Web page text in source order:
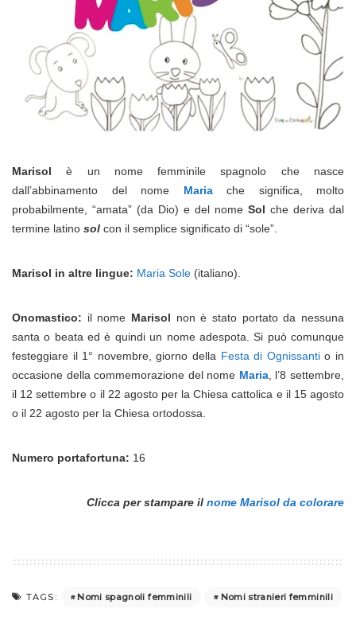
Marisol è un nome femminile spagnolo che nasce
dall’abbinamento del nome Mariache significa, molto
probabilmente, “amata” (da Dio) e del nome Sol che deriva dal
termine latino sol con il semplice significato di “sole”.
Marisol in altre lingue: Maria Sole (italiano).
Onomastico: il nome Marisol non è stato portato da nessuna
santa o beata ed è quindi un nome adespota. Si può comunque
festeggiare il 1° novembre, giorno della Festa di Ognissantio in
occasione della commemorazione del nome Maria, l’8 settembre,
il 12 settembre o il 22 agosto per la Chiesa cattolica e il 15 agosto
o il 22 agosto per la Chiesa ortodossa.
Numero portafortuna: 16
Clicca per stampare il nome Marisol da colorare
TAGS: Nomi spagnoli femminili Nomi stranieri femminili